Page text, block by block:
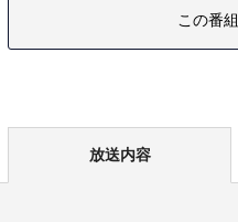
この番
放送内容